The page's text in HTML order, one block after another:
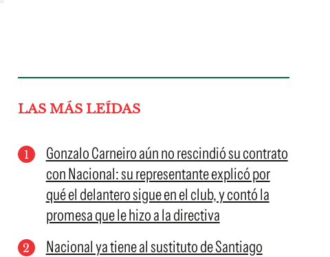
LAS MÁS LEÍDAS
Gonzalo Carneiro aún no rescindió su contrato
con Nacional: su representante explicó por
qué el delantero sigue en el club, y contó la
promesa que le hizo a la directiva
Nacional ya tiene al sustituto de Santiago